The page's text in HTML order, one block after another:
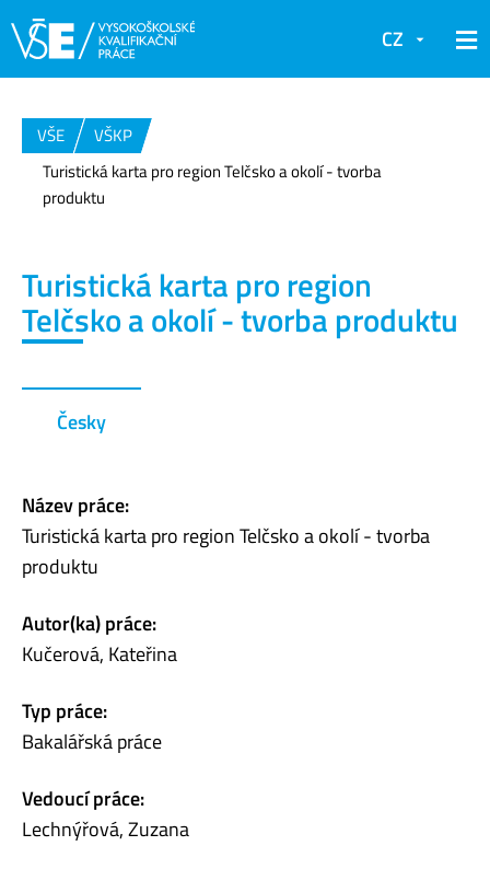
CZ
VŠE
VŠKP
Turistická karta pro region Telčsko a okolí - tvorba
produktu
Turistická karta pro region
Telčsko a okolí - tvorba produktu
Česky
Název práce:
Turistická karta pro region Telčsko a okolí - tvorba
produktu
Autor(ka) práce:
Kučerová, Kateřina
Typ práce:
Bakalářská práce
Vedoucí práce:
Lechnýřová, Zuzana